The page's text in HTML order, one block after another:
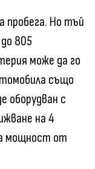
пробега. Но тъй
805
може да го
също
оборудван с
на 4
мощност от